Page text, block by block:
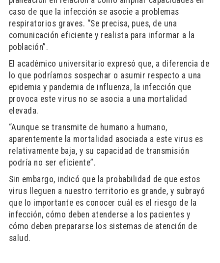
caso de que la infección se asocie a problemas
respiratorios graves. “Se precisa, pues, de una
comunicación eficiente y realista para informar a la
población”.
El académico universitario expresó que, a diferencia de
lo que podríamos sospechar o asumir respecto a una
epidemia y pandemia de influenza, la infección que
provoca este virus no se asocia a una mortalidad
elevada.
“Aunque se transmite de humano a humano,
aparentemente la mortalidad asociada a este virus es
relativamente baja, y su capacidad de transmisión
podría no ser eficiente”.
Sin embargo, indicó que la probabilidad de que estos
virus lleguen a nuestro territorio es grande, y subrayó
que lo importante es conocer cuál es el riesgo de la
infección, cómo deben atenderse a los pacientes y
cómo deben prepararse los sistemas de atención de
salud.